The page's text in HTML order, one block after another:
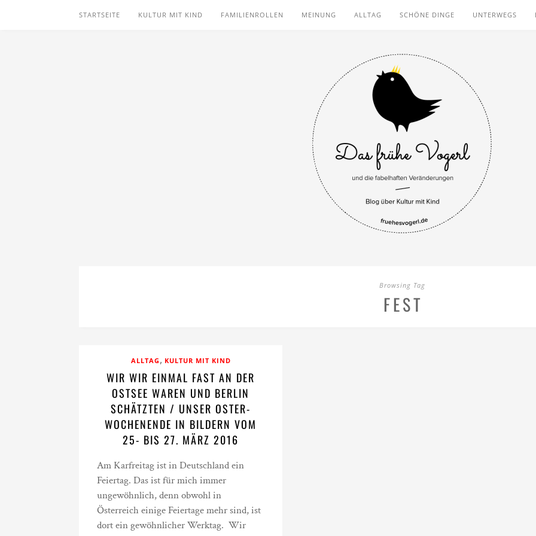
STARTSEITE KULTUR MIT KIND FAMILIENROLLEN MEINUNG ALLTAG SCHÖNE DINGE UNTERWEGS
Browsing Tag
FEST
ALLTAG , KULTUR MIT KIND
WIR WIR EINMAL FAST AN DER
OSTSEE WAREN UND BERLIN
SCHÄTZTEN / UNSER OSTER-
WOCHENENDE IN BILDERN VOM
25- BIS 27. MÄRZ 2016
Am Karfreitag ist in Deutschland ein
Feiertag. Das ist für mich immer
ungewöhnlich, denn obwohl in
Österreich einige Feiertage mehr sind, ist
dort ein gewöhnlicher Werktag. Wir